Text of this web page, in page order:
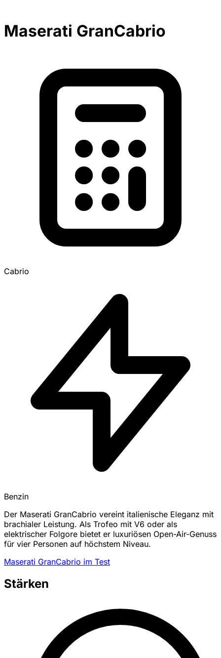
Maserati GranCabrio
Cabrio
Benzin
Der Maserati GranCabrio vereint italienische Eleganz mit
brachialer Leistung. Als Trofeo mit V6 oder als
elektrischer Folgore bietet er luxuriösen Open-Air-Genuss
für vier Personen auf höchstem Niveau.
Maserati GranCabrio im Test
Stärken